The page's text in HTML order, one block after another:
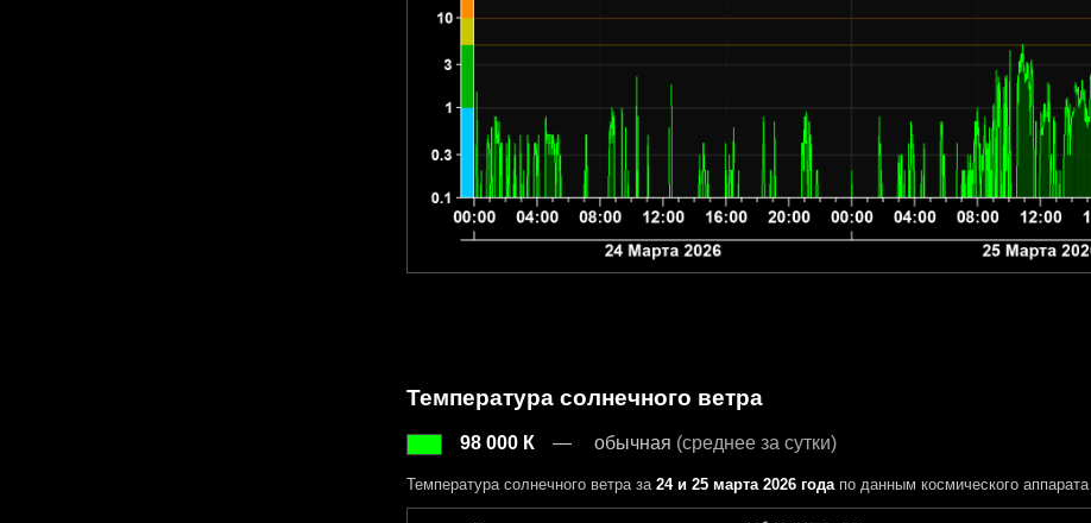
Температура солнечного ветра
98 000 К обычная (среднее за сутки)
Температура солнечного ветра за 24 и 25 марта 2026 годапо данным космического аппарата